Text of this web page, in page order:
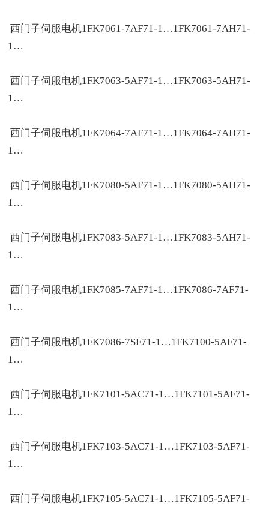
西门子伺服电机1FK7061-7AF71-1…1FK7061-7AH71-
1…
西门子伺服电机1FK7063-5AF71-1…1FK7063-5AH71-
1…
西门子伺服电机1FK7064-7AF71-1…1FK7064-7AH71-
1…
西门子伺服电机1FK7080-5AF71-1…1FK7080-5AH71-
1…
西门子伺服电机1FK7083-5AF71-1…1FK7083-5AH71-
1…
西门子伺服电机1FK7085-7AF71-1…1FK7086-7AF71-
1…
西门子伺服电机1FK7086-7SF71-1…1FK7100-5AF71-
1…
西门子伺服电机1FK7101-5AC71-1…1FK7101-5AF71-
1…
西门子伺服电机1FK7103-5AC71-1…1FK7103-5AF71-
1…
西门子伺服电机1FK7105-5AC71-1…1FK7105-5AF71-